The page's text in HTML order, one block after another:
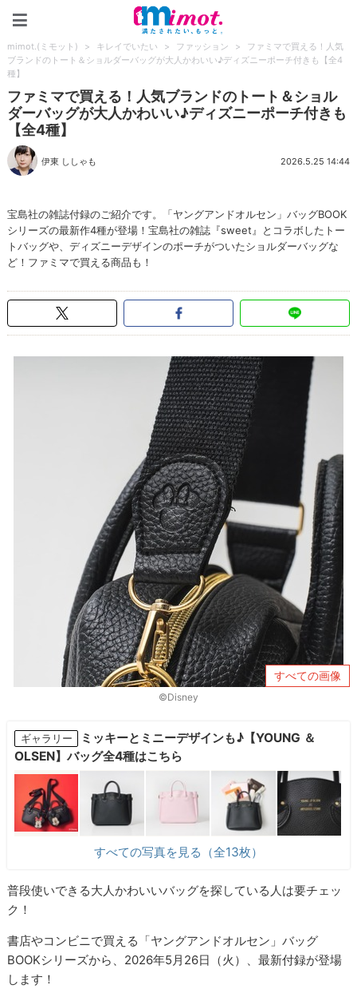
mimot.(ミモット) > キレイでいたい > ファッション >
ファミマで買える！人気
ブランドのトート＆ショルダーバッグが大人かわいい♪ディズニーポーチ付きも【全4
種】
ファミマで買える！人気ブランドのトート＆ショル
ダーバッグが大人かわいい♪ディズニーポーチ付きも
【全4種】
伊東 ししゃも 2026.5.25 14:44
宝島社の雑誌付録のご紹介です。「ヤングアンドオルセン」バッグBOOK
シリーズの最新作4種が登場！宝島社の雑誌『sweet』とコラボしたトー
トバッグや、ディズニーデザインのポーチがついたショルダーバッグな
ど！ファミマで買える商品も！
すべての画像
©Disney
ギャラリー
ミッキーとミニーデザインも♪【YOUNG ＆
OLSEN】バッグ全4種はこちら
すべての写真を見る（全13枚）
普段使いできる大人かわいいバッグを探している人は要チェッ
ク！
書店やコンビニで買える「ヤングアンドオルセン」バッグ
BOOKシリーズから、2026年5月26日（火）、最新付録が登場
します！